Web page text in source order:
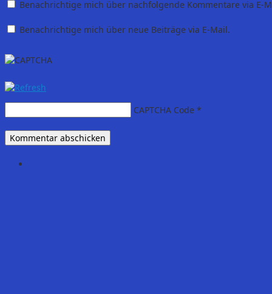
Benachrichtige mich über nachfolgende Kommentare via E-
Benachrichtige mich über neue Beiträge via E-Mail.
CAPTCHA Code *